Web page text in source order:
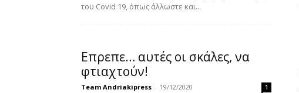
του Covid 19, όπως άλλωστε και...
Επρεπε… αυτές οι σκάλες, να
φτιαχτούν!
Team Andriakipress - 19/12/2020 1